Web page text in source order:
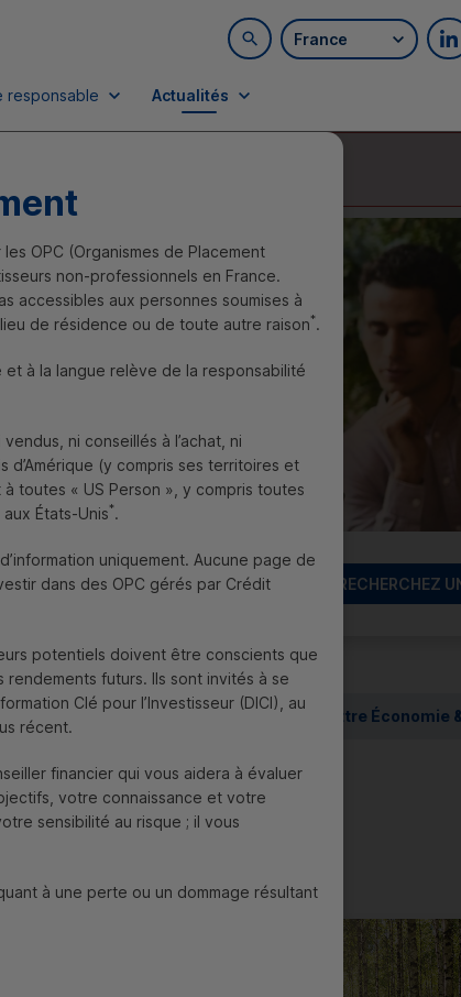
Rechercher sur le site
France
responsable Actualités
RECHERCHEZ
Informations aux porteurs La lettre Économie
des gérants White Paper
les OPC (Organismes de Placement
non-professionnels en France.
accessibles aux personnes soumises à
de résidence ou de toute autre raison*.
et à la langue relève de la responsabilité
ni conseillés à l’achat, ni
(y compris ses territoires et
toutes « US Person », y compris toutes
États-Unis*.
uniquement. Aucune page de
dans des OPC gérés par Crédit
potentiels doivent être conscients que
futurs. Ils sont invités à se
Clé pour l’Investisseur (DICI), au
récent.
financier qui vous aidera à évaluer
votre connaissance et votre
sensibilité au risque ; il vous
à une perte ou un dommage résultant